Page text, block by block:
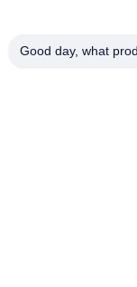
E24 2.7K ωμ 1/4W
Good day, what